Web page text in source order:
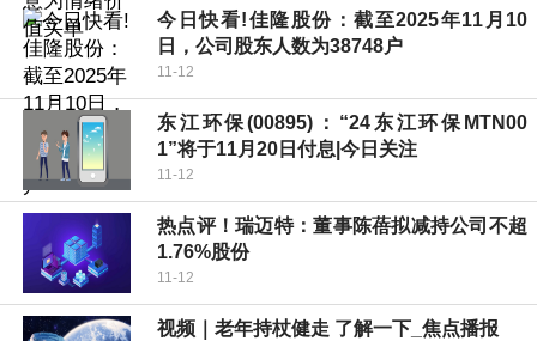
今日快看!佳隆股份：截至2025年11月10
日，公司股东人数为38748户
11-12
东江环保(00895)：“24东江环保MTN00
1”将于11月20日付息|今日关注
11-12
热点评！瑞迈特：董事陈蓓拟减持公司不超
1.76%股份
11-12
视频｜老年持杖健走 了解一下_焦点播报